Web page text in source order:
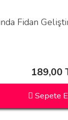
Fidan
189,00
Sepete